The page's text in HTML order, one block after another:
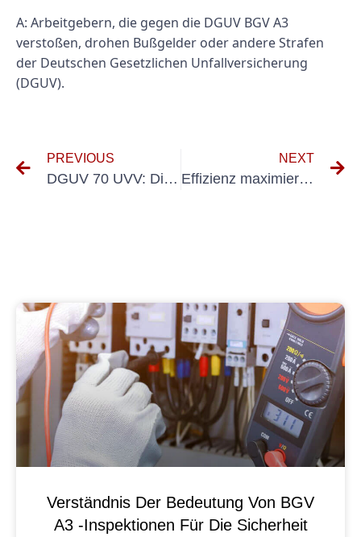
A: Arbeitgebern, die gegen die DGUV BGV A3
verstoßen, drohen Bußgelder oder andere Strafen
der Deutschen Gesetzlichen Unfallversicherung
(DGUV).
PREVIOUS
DGUV 70 UVV: Die Rolle des Arbeitgebers bei der Gewährleistung der Arbeitssicherheit
NEXT
Effizienz maximieren mit DGUV E-Checks: Ein Leitfaden für Unternehmen
Verständnis Der Bedeutung Von BGV
A3 -Inspektionen Für Die Sicherheit